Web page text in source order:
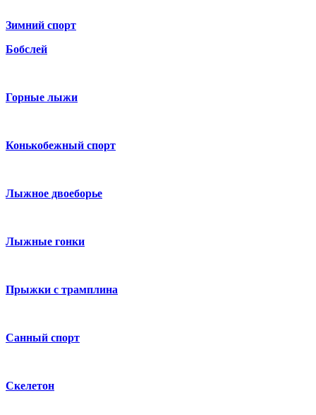
Зимний спорт
Бобслей
Горные лыжи
Конькобежный спорт
Лыжное двоеборье
Лыжные гонки
Прыжки с трамплина
Санный спорт
Скелетон